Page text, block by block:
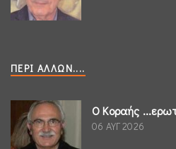
ΠΕΡΊ ΆΛΛΩΝ....
Ο Κοραής
06 ΑΥΓ 2026